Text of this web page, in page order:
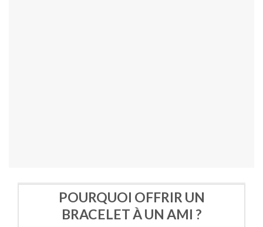
POURQUOI OFFRIR UN
BRACELET À UN AMI ?